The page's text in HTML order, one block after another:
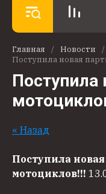
Главная / Новости
/
Поступила новая
Поступила
« Назад
Поступила
мотоциклов!!!